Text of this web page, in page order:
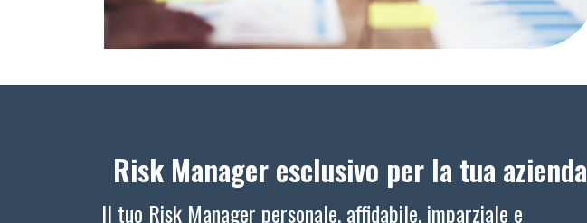
Risk Manager esclusivo per la tua azienda
Il tuo Risk Manager personale, affidabile, imparziale e